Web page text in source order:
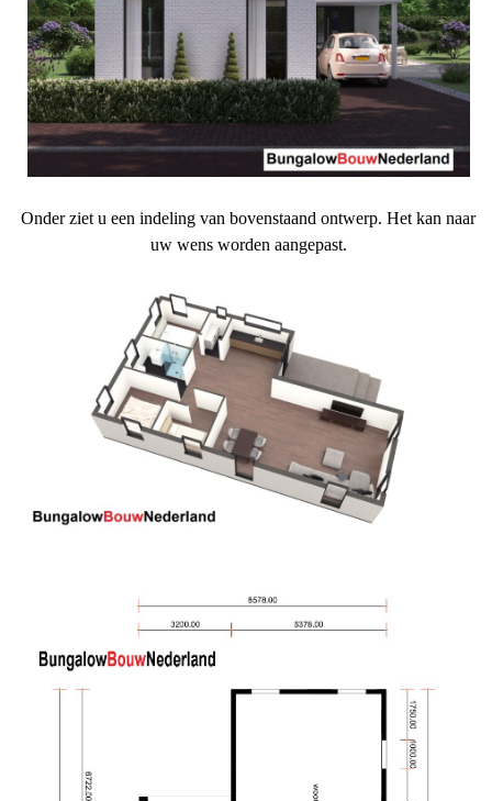
Onder ziet u een indeling van bovenstaand ontwerp. Het kan naar
uw wens worden aangepast.